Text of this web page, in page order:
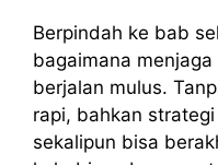
Berpindah ke bab
bagaimana
berjalan mulus.
rapi, bahkan
sekalipun bisa